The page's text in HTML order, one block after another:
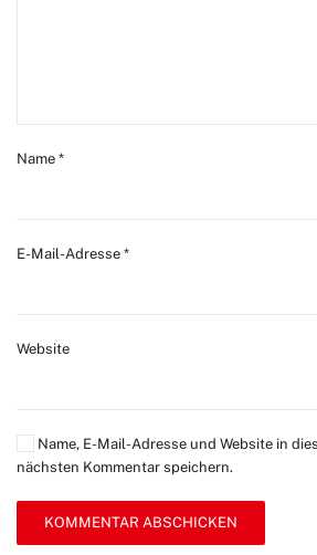
Name *
E-Mail-Adresse *
Website
Name, E-Mail-Adresse und Website in
nächsten Kommentar speichern.
KOMMENTAR ABSCHICKEN